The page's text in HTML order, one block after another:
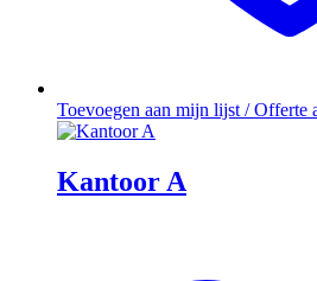
Toevoegen aan mijn lijst / Offerte
Kantoor A